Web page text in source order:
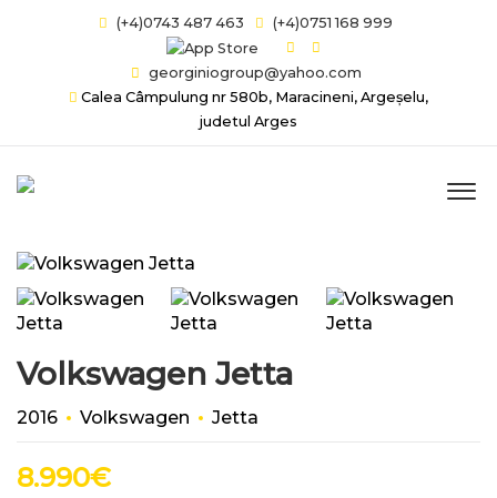
(+4)0743 487 463 (+4)0751 168 999
georginiogroup@yahoo.com
Calea Câmpulung nr 580b, Maracineni, Argeșelu,
judetul Arges
Volkswagen Jetta
2016 Volkswagen Jetta
8.990€